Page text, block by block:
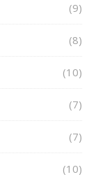
(9)
(8)
(10)
(7)
(7)
(10)